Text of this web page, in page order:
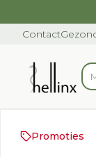
Contact
Promoties